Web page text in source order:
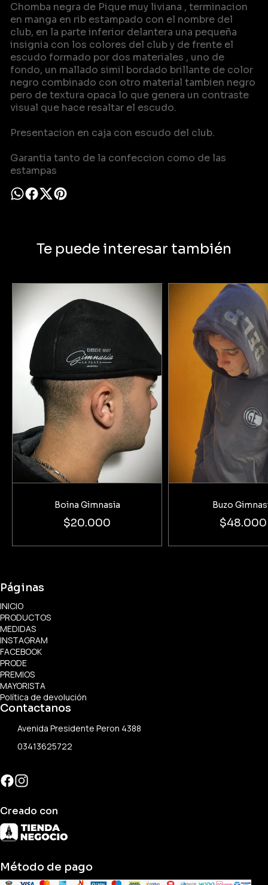
Chomba negra de Pique muy liviana , terminacion
en manga en rib estampado con el nombre del
club, en la parte inferior delantera una pequeña
insignia con los colores del club y de frente el
escudo formado por dos materiales , uno de
fondo, un mallado simil bordado brillante de color
negro combinado con otro material tambien negro
pero de textura opaca lo que genera un contraste
visual que hace resaltar el escudo.
Presentacion en caja con escudo del club.
Garantia tanto de la confeccion como de las
estampas
Te puede interesar también
Boina Gimnasia
$20.000
Buzo
$48.000
Páginas
INICIO
PRODUCTOS
MEDIDAS
INSTAGRAM
FACEBOOK
PRODE
PREMIOS
MAYORISTA
Política de devolución
Contactanos
Avenida Presidente Peron 4388
03413625722
Creado con
Método de pago